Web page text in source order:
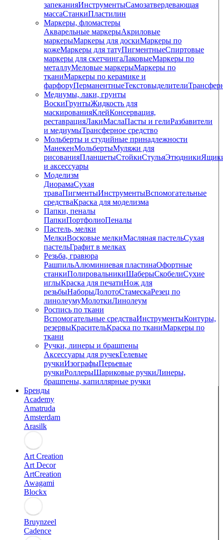
запеканияИнструментыСамозатвердевающая
массаСтанкиПластилин
Маркеры, фломастеры
Акварельные маркерыАкриловые
маркерыМаркеры для доскиМаркеры по
кожеМаркеры для татуПигментныеCпиртовые
маркеры для скетчингаЛаковыеМаркеры по
металлуМеловые маркерыМаркеры по
тканиМаркеры по керамике и
фарфоруПерманентныеТекстовыделители
Медиумы, лаки, грунты
ВоскиГрунтыЖидкость для
маскированияКлейКонсервация,
реставрацияЛакиМаслаПасты и гелиРазбавители
и медиумыТрансферное средство
Мольберты и студийные принадлежности
МанекенМольбертыМуляжи для
рисованияПланшетыСтойкиСтульяЭтюдники
и аксессуары
Моделизм
ДиорамаСухая
траваПигментыИнструментыВспомогательные
средстваКраска для моделизма
Папки, пеналы
ПапкиПортфолиоПеналы
Пастель, мелки
МелкиВосковые мелкиМасляная пастельСухая
пастельГрафит в мелках
Резьба, гравюра
РашпильАлюминиевая пластинаОфортные
станкиПолировальникиШаберыСкобелиСухие
иглыКраска для печатиНож для
резьбыНаборыДолотоСтамескаРезец по
линолеумуМолоткиЛинолеум
Роспись по ткани
Вспомогательные средстваИнструментыКонтуры,
резервыКрасительКраска по тканиМаркеры по
ткани
Ручки, линеры и брашпены
Аксессуары для ручекГелевые
ручкиИзографыПерьевые
ручкиРоллерыШариковые ручкиЛинеры,
брашпены, капиллярные ручки
Бренды
Academy
Amatruda
Amsterdam
Arasilk
Art Creation
Art Decor
ArtCreation
Awagami
Blockx
Bruynzeel
Cadence